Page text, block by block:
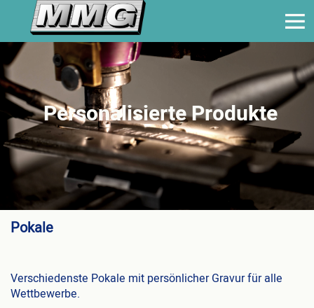
Personalisierte Produkte
Pokale
Verschiedenste Pokale mit persönlicher Gravur für alle
Wettbewerbe.